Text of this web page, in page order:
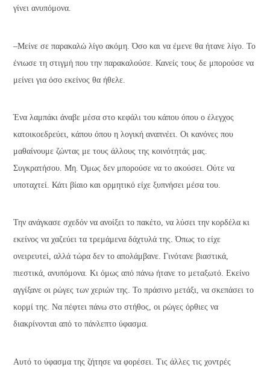
γίνει ανυπόμονα.
–Μείνε σε παρακαλώ λίγο ακόμη. Όσο και να έμενε θα ήτανε λίγο. Το
ένιωσε τη στιγμή που την παρακαλούσε. Κανείς τους δε μπορούσε να
μείνει για όσο εκείνος θα ήθελε.
Ένα λαμπάκι άναβε μέσα στο κεφάλι του κάπου όπου ο έλεγχος
κατοικοεδρεύει, κάπου όπου η λογική αναπνέει. Οι κανόνες που
μαθαίνουμε ζώντας με τους άλλους της κοινότητάς μας.
Συγκρατήσου. Μη. Όμως δεν μπορούσε να το ακούσει. Ούτε να
υποταχτεί. Κάτι βίαιο και ορμητικό είχε ξυπνήσει μέσα του.
Την ανάγκασε σχεδόν να ανοίξει το πακέτο, να λύσει την κορδέλα κι
εκείνος να χαζεύει τα τρεμάμενα δάχτυλά της. Όπως το είχε
ονειρευτεί, αλλά τώρα δεν το απολάμβανε. Γινότανε βιαστικά,
πιεστικά, ανυπόμονα. Κι όμως από πάνω ήτανε το μεταξωτό. Εκείνο
αγγίξανε οι ρώγες των χεριών της. Το πράσινο μετάξι, να σκεπάσει το
κορμί της. Να πέφτει πάνω στο στήθος, οι ρώγες όρθιες να
διακρίνονται από το πάνλεπτο ύφασμα.
Αυτό το ύφασμα της ζήτησε να φορέσει. Τις άλλες τις χοντρές